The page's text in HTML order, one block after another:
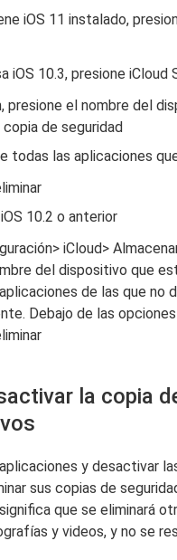
iOS 11 instalado,
iOS 10.3, presione
presione el nombre del
copia de seguridad
todas las aplicaciones
10.2 o anterior
iCloud>
del dispositivo que
de las que no
Debajo de las
la copia
y desactivar
sus copias de
que se eliminará
y videos, y no se